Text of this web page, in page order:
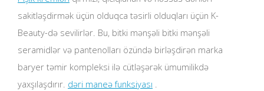
sakitləşdirmək üçün olduqca təsirli olduqları üçün K-
Beauty-də sevilirlər. Bu, bitki mənşəli bitki mənşəli
seramidlər və pantenolları özündə birləşdirən marka
baryer təmir kompleksi ilə cütləşərək ümumilikdə
yaxşılaşdırır. dəri maneə funksiyası .